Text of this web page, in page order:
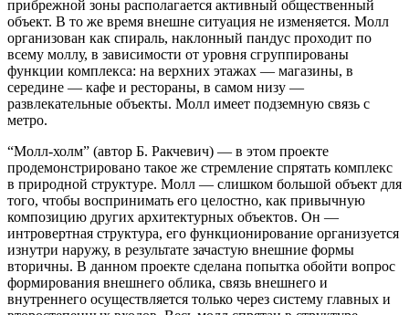
прибрежной зоны располагается активный общественный
объект. В то же время внешне ситуация не изменяется. Молл
организован как спираль, наклонный пандус проходит по
всему моллу, в зависимости от уровня сгруппированы
функции комплекса: на верхних этажах — магазины, в
середине — кафе и рестораны, в самом низу —
развлекательные объекты. Молл имеет подземную связь с
метро.
“Молл-холм” (автор Б. Ракчевич) — в этом проекте
продемонстрировано такое же стремление спрятать комплекс
в природной структуре. Молл — слишком большой объект для
того, чтобы воспринимать его целостно, как привычную
композицию других архитектурных объектов. Он —
интровертная структура, его функционирование организуется
изнутри наружу, в результате зачастую внешние формы
вторичны. В данном проекте сделана попытка обойти вопрос
формирования внешнего облика, связь внешнего и
внутреннего осуществляется только через систему главных и